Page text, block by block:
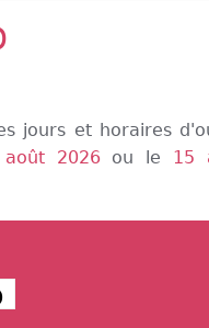
jours et horaires
2026ou le 15